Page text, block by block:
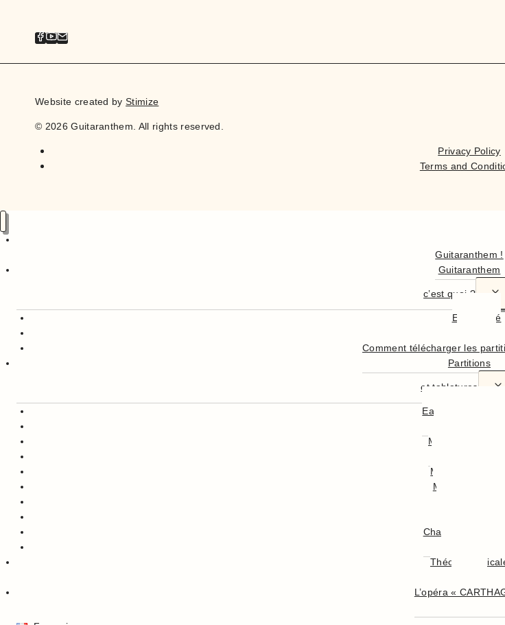
Website created byStimize
© 2026 Guitaranthem. All rights reserved.
Privacy Policy
Terms and
Guitaranthem !
Guitaranthem
c’est quoi ?
En résumé
Comment télécharger les
Partitions
et tablatures
Easy Guitar
Musiques
Musiques du
Musiques
Chansons pour
Chants de
Théorie
L’opéra «